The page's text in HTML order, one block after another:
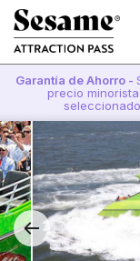
Garantía de Ahorro -
precio